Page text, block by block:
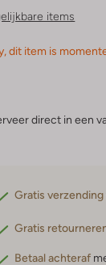
items
dit item is
direct in een
Gratis verzending
Gratis
Betaal achteraf